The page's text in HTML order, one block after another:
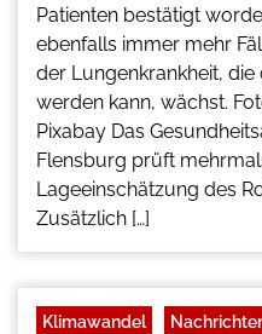
Patienten bestätigt
ebenfalls immer mehr
der Lungenkrankheit,
werden kann, wächst.
Pixabay Das
Flensburg prüft
Lageeinschätzung des
Zusätzlich […]
Klimawandel